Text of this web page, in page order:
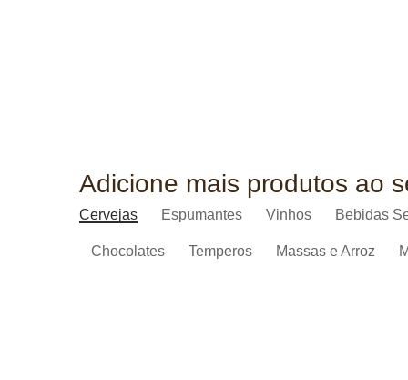
Adicione mais produtos ao
Cervejas Espumantes Vinhos Bebidas
Chocolates Temperos Massas e Arroz